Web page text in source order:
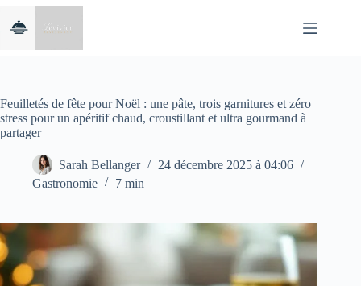
contenu
Feuilletés de fête pour Noël : une pâte, trois garnitures et zéro
stress pour un apéritif chaud, croustillant et ultra gourmand à
partager
Sarah Bellanger
24 décembre 2025 à 04:06
Gastronomie
7 min